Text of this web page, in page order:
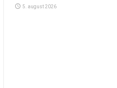
5. august 2026